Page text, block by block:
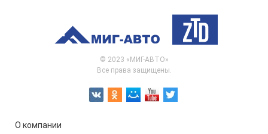
© 2023 «МИГ-АВТО»
Все права защищены.
О компании